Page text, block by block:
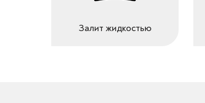
Залит жидкостью